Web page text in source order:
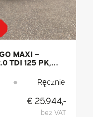
MAXI –
TDI 125 PK,
/
● Ręcznie
€ 25.944,-
bez VAT